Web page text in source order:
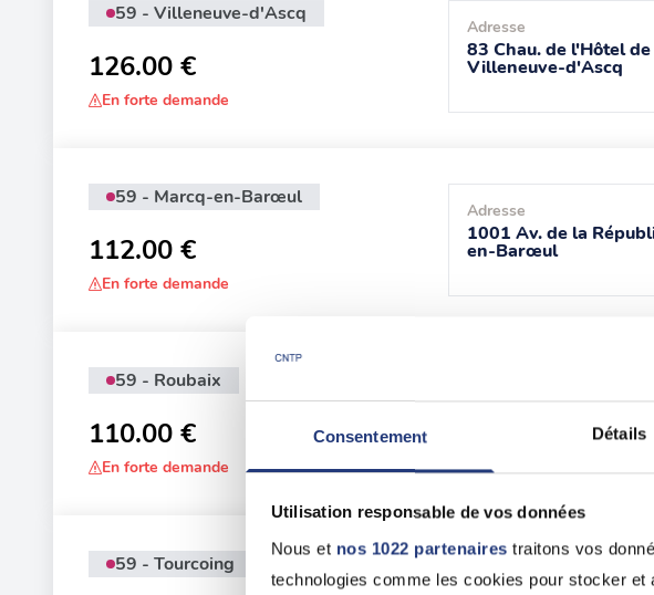
Consentement Détails
Utilisation responsable de vos données
Nous et nos 1022 partenaires traitons vos
technologies comme les cookies pour stocker
59 - Villeneuve-d'Ascq
126.00 €
En forte demande
Adresse
83 Chau. de l'Hôtel
Villeneuve-d'Ascq
59 - Marcq-en-Barœul
112.00 €
En forte demande
Adresse
1001 Av. de la
en-Barœul
59 - Roubaix
110.00 €
En forte demande
59 - Tourcoing
Adresse